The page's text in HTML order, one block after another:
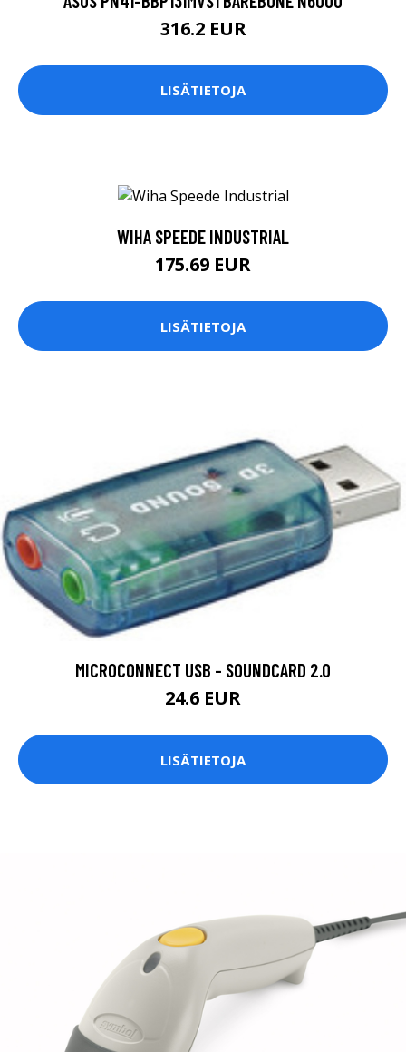
316.2 EUR
LISÄTIETOJA
WIHA SPEEDE INDUSTRIAL
175.69 EUR
LISÄTIETOJA
MICROCONNECT USB - SOUNDCARD 2.0
24.6 EUR
LISÄTIETOJA